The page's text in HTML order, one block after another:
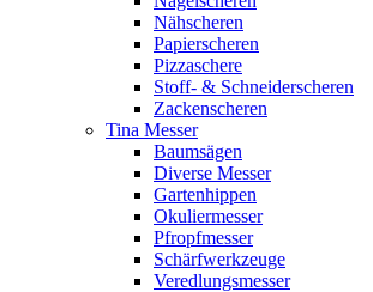
Nähscheren
Papierscheren
Pizzaschere
Stoff- & Schneiderscheren
Zackenscheren
Tina Messer
Baumsägen
Diverse Messer
Gartenhippen
Okuliermesser
Pfropfmesser
Schärfwerkzeuge
Veredlungsmesser